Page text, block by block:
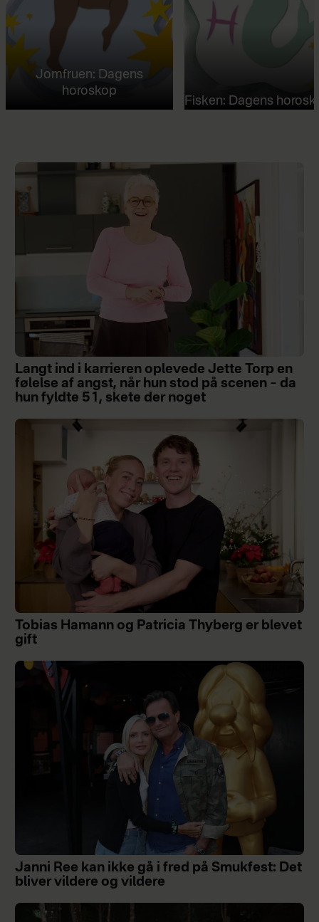
Jomfruen: Dagens
horoskop
Fisken: Dagens
Langt ind i karrieren oplevede Jette Torp en
følelse af angst, når hun stod på scenen – da
hun fyldte 51, skete der noget
Tobias Hamann og Patricia Thyberg er blevet
gift
Janni Ree kan ikke gå i fred på Smukfest: Det
bliver vildere og vildere